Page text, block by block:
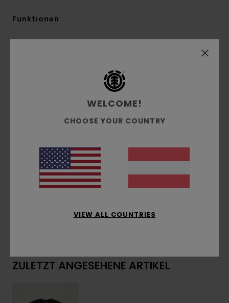
Funktionen
Regular Fit
Wasserbasierter Und Puffdruck
Druckplatzierung:Print Auf Vorder- Und
Logo-Flag-Label an der Seitennaht
Zusammensetzung[Hauptstoff] 100 % Bio-
Baumwolle
ZULETZT ANGESEHENE ARTIKEL
WELCOME!
CHOOSE YOUR COUNTRY
VIEW ALL COUNTRIES